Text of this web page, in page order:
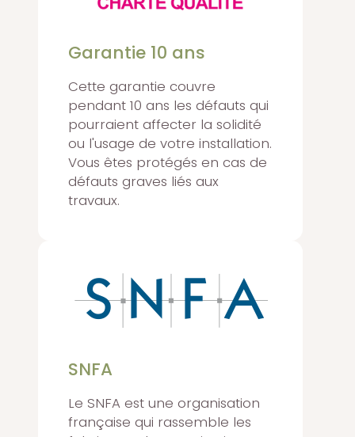
Garantie 10 ans
Cette garantie couvre
pendant 10 ans les défauts qui
pourraient affecter la solidité
ou l'usage de votre installation.
Vous êtes protégés en cas de
défauts graves liés aux
travaux.
SNFA
Le SNFA est une organisation
française qui rassemble les